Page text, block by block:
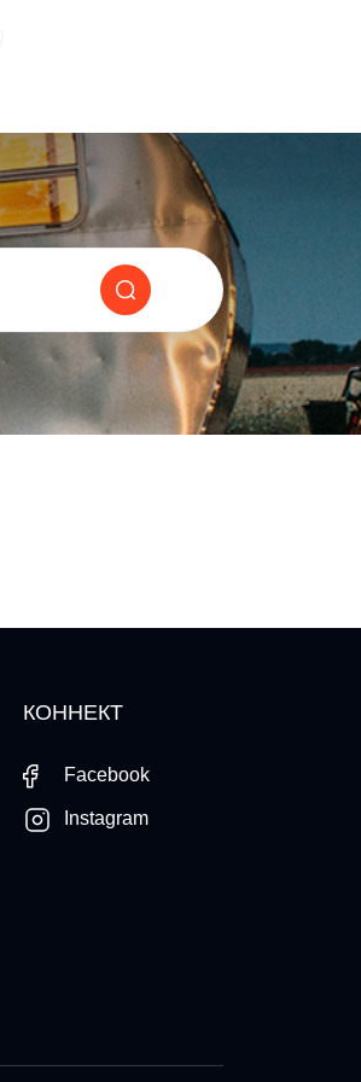
КОННЕКТ
Facebook
Instagram